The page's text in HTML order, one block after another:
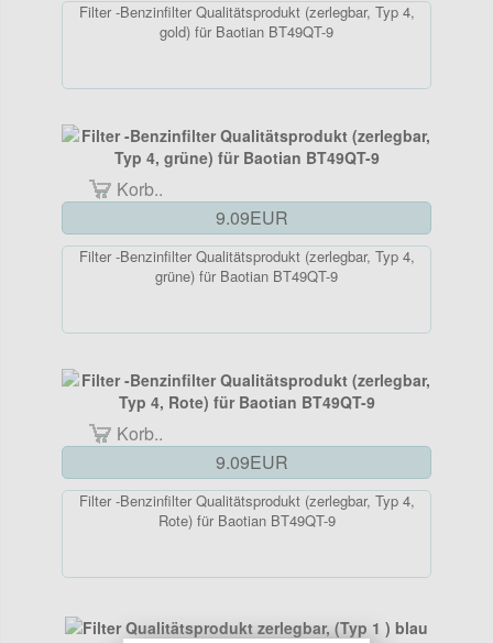
Filter -Benzinfilter Qualitätsprodukt (zerlegbar, Typ 4,
gold) für Baotian BT49QT-9
Korb..
9.09EUR
Filter -Benzinfilter Qualitätsprodukt (zerlegbar, Typ 4,
grüne) für Baotian BT49QT-9
Korb..
9.09EUR
Filter -Benzinfilter Qualitätsprodukt (zerlegbar, Typ 4,
Rote) für Baotian BT49QT-9